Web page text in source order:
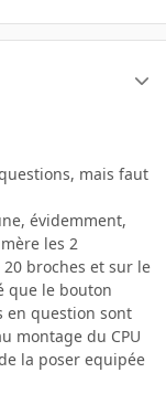
mais faut
évidemment,
les 2
20 broches et sur le
que le bouton
en question sont
montage du CPU
la poser equipée